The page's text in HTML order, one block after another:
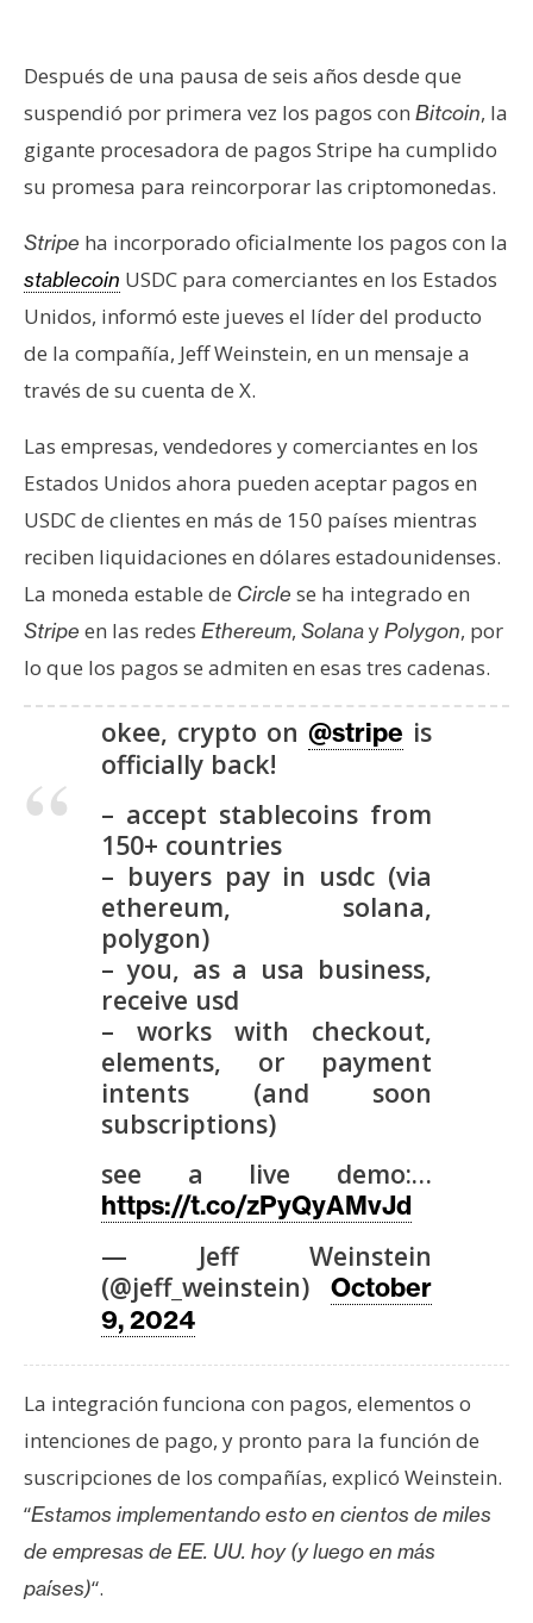
n
l
i
s
s
N
o
t
s
d
e
P
r
e
n
s
a
m
C
c
t
o
P
u
b
Después de una pausa de seis años desde que
suspendió por primera vez los pagos con Bitcoin, la
gigante procesadora de pagos Stripe ha cumplido
su promesa para reincorporar las criptomonedas.
Stripe ha incorporado oficialmente los pagos con la
stablecoin USDC para comerciantes en los Estados
Unidos, informó este jueves el líder del producto
de la compañía, Jeff Weinstein, en un mensaje a
través de su cuenta de X.
Las empresas, vendedores y comerciantes en los
Estados Unidos ahora pueden aceptar pagos en
USDC de clientes en más de 150 países mientras
reciben liquidaciones en dólares estadounidenses.
La moneda estable de Circle se ha integrado en
Stripe en las redes Ethereum, SolanayPolygon, por
lo que los pagos se admiten en esas tres cadenas.
okee, crypto on @stripe is
officially back!
– accept stablecoins from
150+ countries
– buyers pay in usdc (via
ethereum, solana,
polygon)
– you, as a usa business,
receive usd
– works with checkout,
elements, or payment
intents (and soon
subscriptions)
see a live demo:…
https://t.co/zPyQyAMvJd
— Jeff Weinstein
(@jeff_weinstein) October
9, 2024
La integración funciona con pagos, elementos o
intenciones de pago, y pronto para la función de
suscripciones de los compañías, explicó Weinstein.
“Estamos implementando esto en cientos de miles
de empresas de EE. UU. hoy (y luego en más
países)“.